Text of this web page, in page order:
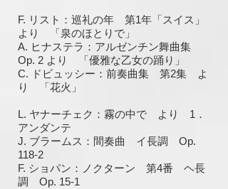
F. リスト：巡礼の年 第1年「スイス」
より 「泉のほとりで」
A. ヒナステラ：アルゼンチン舞曲集
Op. 2 より 「優雅な乙女の踊り」
C. ドビュッシー：前奏曲集 第2集 よ
り 「花火」
L. ヤナーチェク：霧の中で より 1．
アンダンテ
J. ブラームス：間奏曲 イ長調 Op.
118-2
F. ショパン：ノクターン 第4番 ヘ長
調 Op. 15-1